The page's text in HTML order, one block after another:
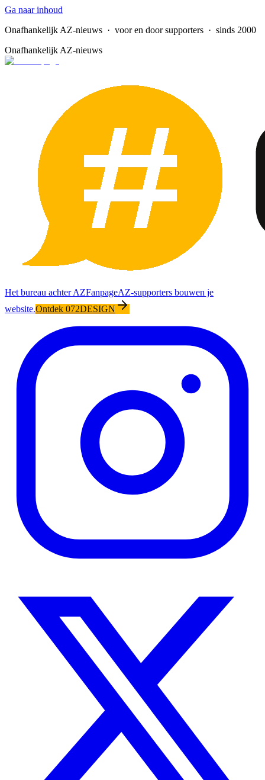
Ga naar inhoud
Onafhankelijk AZ-nieuws · voor en door supporters · sinds 2000
Onafhankelijk AZ-nieuws
Het bureau achter AZFanpageAZ-supporters bouwen je
website.Ontdek 072DESIGN